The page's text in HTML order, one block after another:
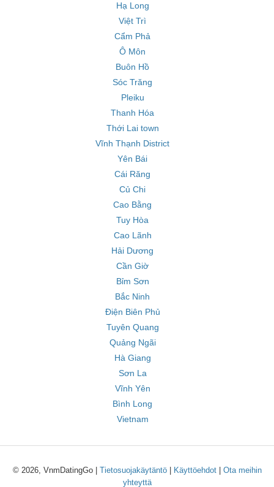
Hạ Long
Việt Trì
Cẩm Phả
Ô Môn
Buôn Hồ
Sóc Trăng
Pleiku
Thanh Hóa
Thới Lai town
Vĩnh Thạnh District
Yên Bái
Cái Răng
Củ Chi
Cao Bằng
Tuy Hòa
Cao Lãnh
Hải Dương
Cần Giờ
Bỉm Sơn
Bắc Ninh
Điện Biên Phủ
Tuyên Quang
Quảng Ngãi
Hà Giang
Sơn La
Vĩnh Yên
Bình Long
Vietnam
© 2026, VnmDatingGo | Tietosuojakäytäntö| Käyttöehdot| Ota meihin
yhteyttä